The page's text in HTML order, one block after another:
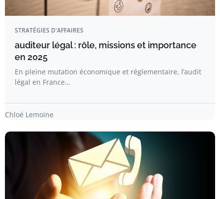
STRATÉGIES D'AFFAIRES
auditeur légal : rôle, missions et importance
en 2025
En pleine mutation économique et réglementaire, l’audit
légal en France…
Chloé Lemoine